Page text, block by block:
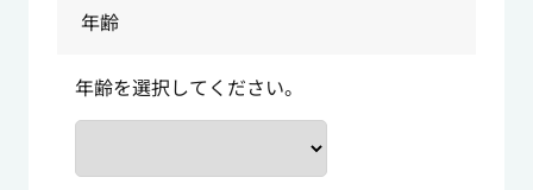
年齢
年齢を選択してください。